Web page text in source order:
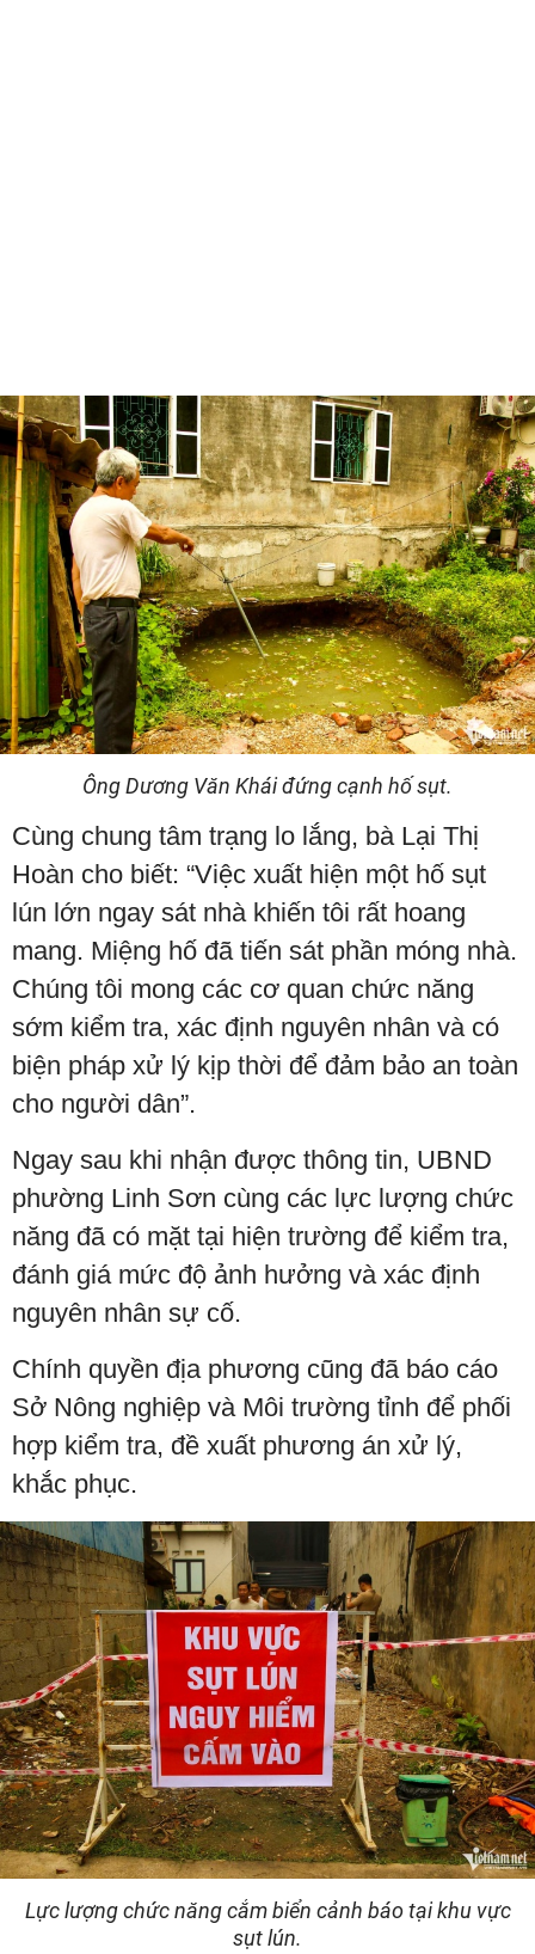
Ông Dương Văn Khái đứng cạnh hố sụt.
Cùng chung tâm trạng lo lắng, bà Lại Thị
Hoàn cho biết: “Việc xuất hiện một hố sụt
lún lớn ngay sát nhà khiến tôi rất hoang
mang. Miệng hố đã tiến sát phần móng nhà.
Chúng tôi mong các cơ quan chức năng
sớm kiểm tra, xác định nguyên nhân và có
biện pháp xử lý kịp thời để đảm bảo an toàn
cho người dân”.
Ngay sau khi nhận được thông tin, UBND
phường Linh Sơn cùng các lực lượng chức
năng đã có mặt tại hiện trường để kiểm tra,
đánh giá mức độ ảnh hưởng và xác định
nguyên nhân sự cố.
Chính quyền địa phương cũng đã báo cáo
Sở Nông nghiệp và Môi trường tỉnh để phối
hợp kiểm tra, đề xuất phương án xử lý,
khắc phục.
Lực lượng chức năng cắm biển cảnh báo tại khu vực
sụt lún.